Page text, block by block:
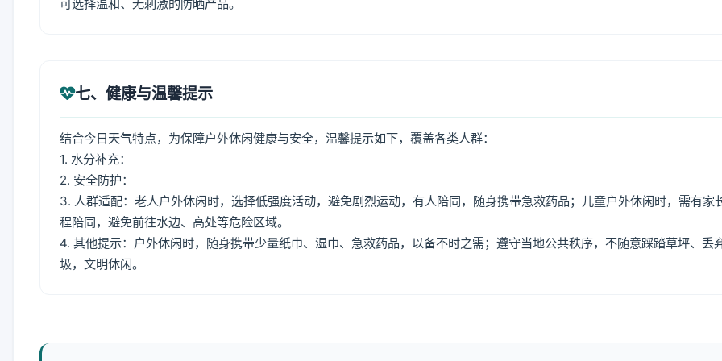
可选择温和、无刺激的防晒产品。
七、健康与温馨提示
结合今日天气特点，为保障户外休闲健康与安全，温馨提示如下，覆盖各类人群：
1. 水分补充：
2. 安全防护：
3. 人群适配：老人户外休闲时，选择低强度活动，避免剧烈运动，有人陪同，随身携带急救药品；儿童户外休闲时，需有家
程陪同，避免前往水边、高处等危险区域。
4. 其他提示：户外休闲时，随身携带少量纸巾、湿巾、急救药品，以备不时之需；遵守当地公共秩序，不随意踩踏草坪、丢
圾，文明休闲。